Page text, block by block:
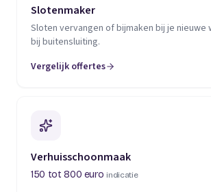
Slotenmaker
Sloten vervangen of bijmaken bij je nieuwe
bij buitensluiting.
Vergelijk offertes
(opent in een nieuw tabblad)
Verhuisschoonmaak
150 tot 800 euro indicatie